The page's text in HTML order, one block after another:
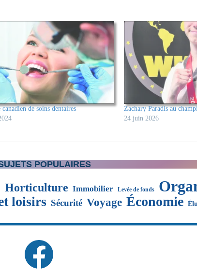
de soins dentaires
Zachary Paradis au
24 juin 2026
POPULAIRES
Horticulture Immobilier Levée de fonds
loisirs Sécurité Voyage Économie